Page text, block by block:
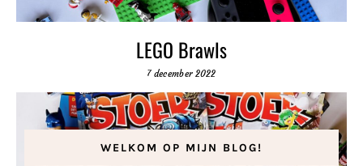
LEGO Brawls
7 december 2022
WELKOM OP MIJN BLOG!